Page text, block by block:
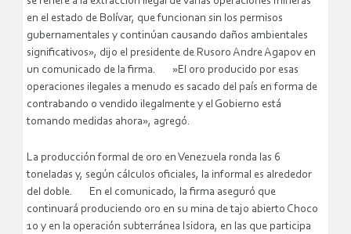
en el estado de Bolívar, que funcionan sin los permisos
gubernamentales y continúan causando daños ambientales
significativos», dijo el presidente de Rusoro Andre Agapov en
un comunicado de la firma. »El oro producido por esas
operaciones ilegales a menudo es sacado del país en forma de
contrabando o vendido ilegalmente y el Gobierno está
tomando medidas ahora», agregó.
La producción formal de oro en Venezuela ronda las 6
toneladas y, según cálculos oficiales, la informal es alrededor
del doble. En el comunicado, la firma aseguró que
continuará produciendo oro en su mina de tajo abierto Choco
10 y en la operación subterránea Isidora, en las que participa